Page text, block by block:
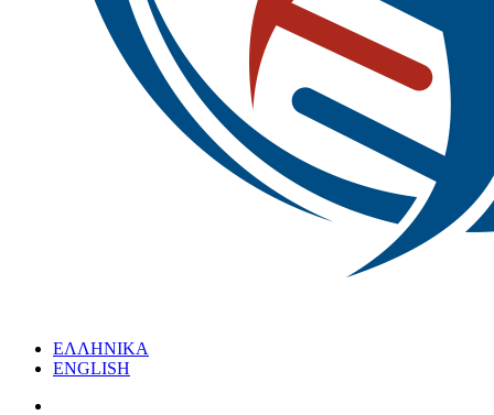
ΕΛΛΗΝΙΚΑ
ENGLISH